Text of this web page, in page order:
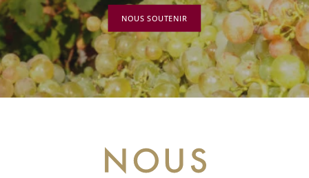
NOUS SOUTENIR